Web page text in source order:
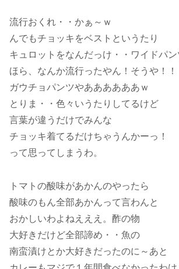
流行おくれ・・かぁ～ｗ
んでもチョッキをベストというたり
キュロットをなんだっけ・・ワイドパン
ほら、なんか流行ったやん！そうや！！
ガウチョパンツやああああああｗ
とりま・・色々いうたりしてるけど
言葉が違うだけでみんな
チョッキ着てるだけちゃうんかーっ！
って思ってしまうわ。
トマトの酸味があかんのやったら
酸味のもん全部あかんって言わんと
おかしいわよねえええ。酢の物
大好きだけど全部諦め・・魚の
南蛮漬けとか大好きだったのに～あと